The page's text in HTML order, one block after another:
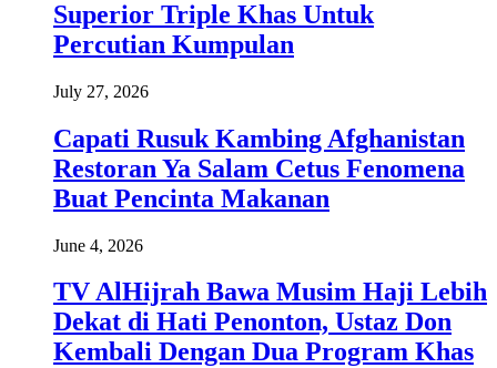
Superior Triple Khas Untuk
Percutian Kumpulan
July 27, 2026
Capati Rusuk Kambing Afghanistan
Restoran Ya Salam Cetus Fenomena
Buat Pencinta Makanan
June 4, 2026
TV AlHijrah Bawa Musim Haji Lebih
Dekat di Hati Penonton, Ustaz Don
Kembali Dengan Dua Program Khas